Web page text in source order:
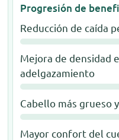
Progresión de
Reducción de caída
Mejora de densidad
adelgazamiento
Cabello más grueso
Mayor confort del